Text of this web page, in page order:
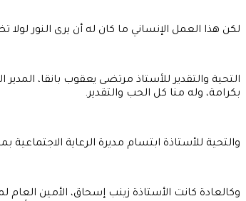
لكن هذا العمل الإنساني ما كان له أن يرى النور
التحية والتقدير للأستاذ مرتضى يعقوب بانقا،
بكرامة، وله منا كل الحب والتقدير.
والتحية للأستاذة ابتسام مديرة الرعاية
وكالعادة كانت الأستاذة زينب إسحاق، الأمين